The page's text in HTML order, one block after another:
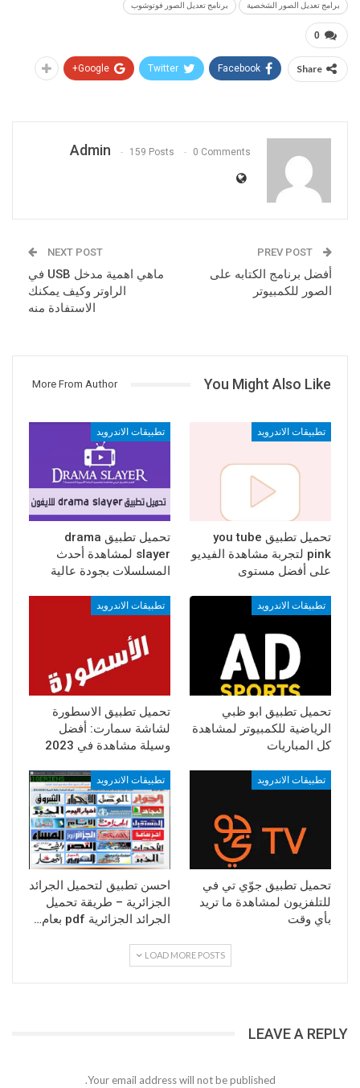
برامج تعديل الصور الشخصية برنامج تعديل الصور فوتوشوب
0
Share
Facebook
Twitter
Google+
Admin 159 Posts 0 Comments
أفضل برنامج الكتابه على
الصور للكمبيوتر
NEXT POST
ماهي اهمية مدخل USB في
الراوتر وكيف يمكنك
الاستفادة منه
You Might Also Like
More From Author
تطبيقات الاندرويد
تحميل تطبيق you tube
pink لتجربة مشاهدة الفيديو
على أفضل مستوى
تطبيقات الاندرويد
تحميل تطبيق drama
slayer لمشاهدة أحدث
المسلسلات بجودة عالية
تطبيقات الاندرويد
تحميل تطبيق ابو ظبي
الرياضية للكمبيوتر لمشاهدة
كل المباريات
تطبيقات الاندرويد
تحميل تطبيق الاسطورة
لشاشة سمارت: أفضل
وسيلة مشاهدة في 2023
تطبيقات الاندرويد
تحميل تطبيق جوّي تي في
للتلفزيون لمشاهدة ما تريد
بأي وقت
تطبيقات الاندرويد
احسن تطبيق لتحميل الجرائد
الجزائرية – طريقة تحميل
الجرائد الجزائرية pdf بعام…
LOAD MORE POSTS
LEAVE A REPLY
Your email address will not be published.